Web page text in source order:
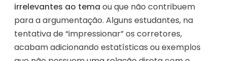
irrelevantes ao tema ou que não contribuem
para a argumentação. Alguns estudantes, na
tentativa de “impressionar” os corretores,
acabam adicionando estatísticas ou exemplos